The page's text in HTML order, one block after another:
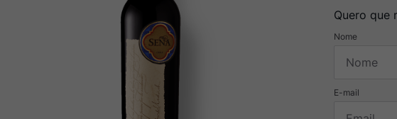
Quero que
Ver Sacrum
Champagne